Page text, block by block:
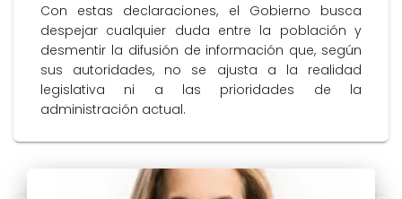
Con estas declaraciones, el Gobierno busca
despejar cualquier duda entre la población y
desmentir la difusión de información que, según
sus autoridades, no se ajusta a la realidad
legislativa ni a las prioridades de la
administración actual.